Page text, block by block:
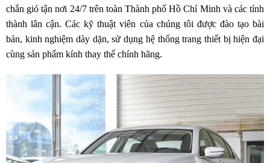
chắn gió tận nơi 24/7 trên toàn Thành phố Hồ Chí Minh và các tỉnh
thành lân cận. Các kỹ thuật viên của chúng tôi được đào tạo bài
bản, kinh nghiệm dày dặn, sử dụng hệ thống trang thiết bị hiện đại
cùng sản phẩm kính thay thế chính hãng.